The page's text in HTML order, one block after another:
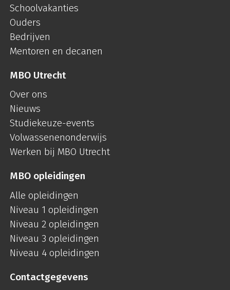
Schoolvakanties
Ouders
Bedrijven
Mentoren en decanen
MBO Utrecht
Over ons
Nieuws
Studiekeuze-events
Volwassenenonderwijs
Werken bij MBO Utrecht
MBO opleidingen
Alle opleidingen
Niveau 1 opleidingen
Niveau 2 opleidingen
Niveau 3 opleidingen
Niveau 4 opleidingen
Contactgegevens